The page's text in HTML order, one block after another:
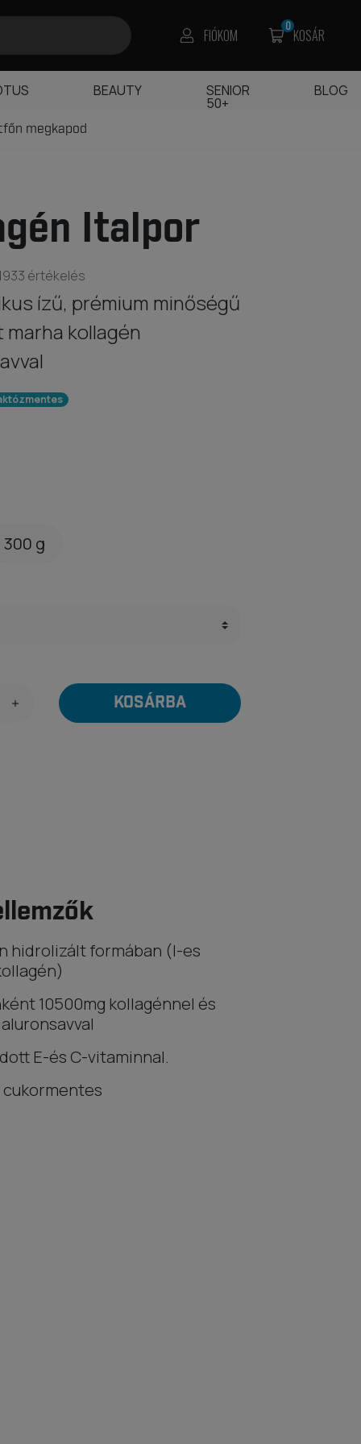
megkapod
Italpor
értékelés
ízű, prémium minőségű
kollagén
300 g
KOSÁRBA
hidrolizált formában (I-es
10500mg kollagénnel és
E-és C-vitaminnal.
FIÓKOM KOSÁR
0
BEAUTY SENIOR
50+
BLOG